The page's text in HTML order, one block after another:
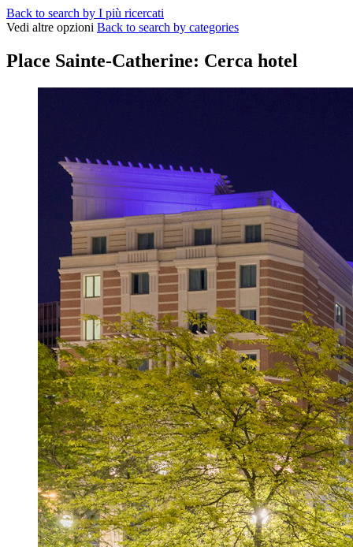
Back to search by I più ricercati
Vedi altre opzioni Back to search by categories
Place Sainte-Catherine: Cerca hotel